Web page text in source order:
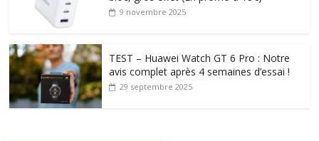
9 novembre 2025
TEST – Huawei Watch GT 6 Pro : Notre
avis complet après 4 semaines d’essai !
29 septembre 2025